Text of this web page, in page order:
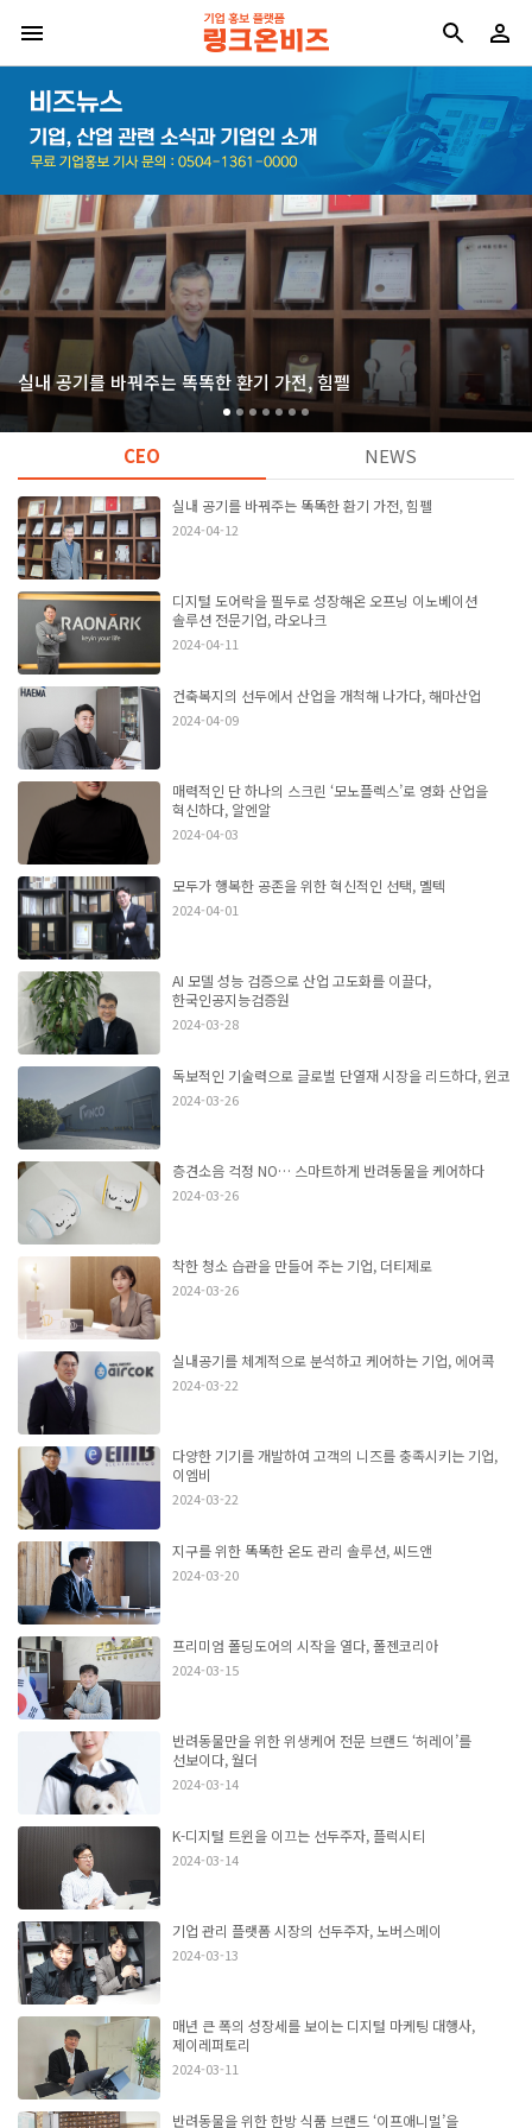
실내 공기를 바꿔주는 똑똑한 환기 가전, 힘펠
CEO NEWS
실내 공기를 바꿔주는 똑똑한 환기 가전, 힘펠
2024-04-12
디지털 도어락을 필두로 성장해온 오프닝 이노베이션
솔루션 전문기업, 라오나크
2024-04-11
건축복지의 선두에서 산업을 개척해 나가다, 해마산업
2024-04-09
매력적인 단 하나의 스크린 ‘모노플렉스’로 영화 산업을
혁신하다, 알엔알
2024-04-03
모두가 행복한 공존을 위한 혁신적인 선택, 멜텍
2024-04-01
AI 모델 성능 검증으로 산업 고도화를 이끌다,
한국인공지능검증원
2024-03-28
독보적인 기술력으로 글로벌 단열재 시장을 리드하다, 윈코
2024-03-26
층견소음 걱정 NO… 스마트하게 반려동물을 케어하다
2024-03-26
착한 청소 습관을 만들어 주는 기업, 더티제로
2024-03-26
실내공기를 체계적으로 분석하고 케어하는 기업, 에어콕
2024-03-22
다양한 기기를 개발하여 고객의 니즈를 충족시키는 기업,
이엠비
2024-03-22
지구를 위한 똑똑한 온도 관리 솔루션, 씨드앤
2024-03-20
프리미엄 폴딩도어의 시작을 열다, 폴젠코리아
2024-03-15
반려동물만을 위한 위생케어 전문 브랜드 ‘허레이’를
선보이다, 월더
2024-03-14
K-디지털 트윈을 이끄는 선두주자, 플럭시티
2024-03-14
기업 관리 플랫폼 시장의 선두주자, 노버스메이
2024-03-13
매년 큰 폭의 성장세를 보이는 디지털 마케팅 대행사,
제이레퍼토리
2024-03-11
반려동물을 위한 한방 식품 브랜드 ‘이프애니멀’을